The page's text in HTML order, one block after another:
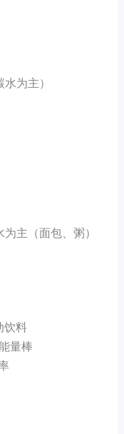
为主）
主（面包、粥）
饮料
量棒